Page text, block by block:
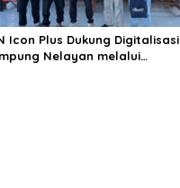
Icon Plus Dukung Digitalisasi
Nelayan melalui